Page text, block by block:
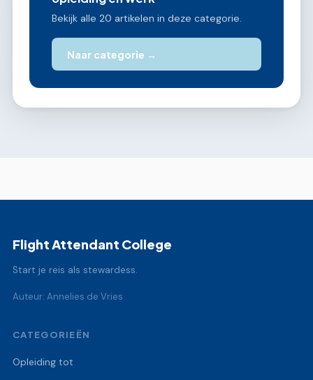
Bekijk alle 20 artikelen in deze categorie.
Naar categorie →
Flight Attendant College
Start je reis als stewardess.
Auteur: Annelies de Vries
CATEGORIEËN
Opleiding tot